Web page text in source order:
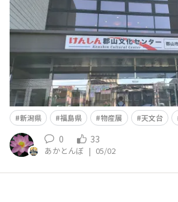
新潟県 福島県 物産展 天文台
0 33
あかとんぼ | 05/02